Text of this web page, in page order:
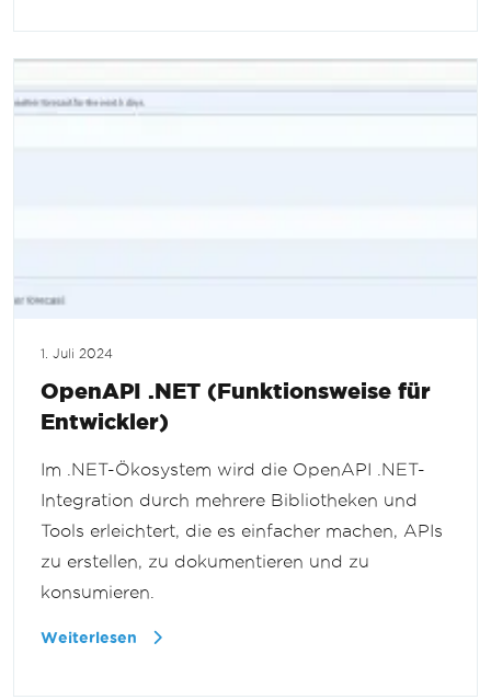
1. Juli 2024
OpenAPI .NET (Funktionsweise für
Entwickler)
Im .NET-Ökosystem wird die OpenAPI .NET-
Integration durch mehrere Bibliotheken und
Tools erleichtert, die es einfacher machen, APIs
zu erstellen, zu dokumentieren und zu
konsumieren.
Weiterlesen